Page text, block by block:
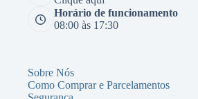
Horário de funcionamento
08:00 às 17:30
Sobre Nós
Como Comprar e Parcelamentos